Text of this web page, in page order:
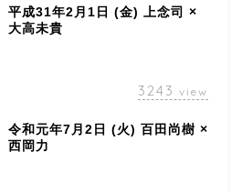
平成31年2月1日 (金) 上念司 ×
大高未貴
3243 view
令和元年7月2日 (火) 百田尚樹 ×
西岡力